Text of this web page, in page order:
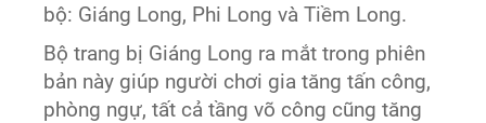
bộ: Giáng Long, Phi Long và Tiềm Long.
Bộ trang bị Giáng Long ra mắt trong phiên
bản này giúp người chơi gia tăng tấn công,
phòng ngự, tất cả tầng võ công cũng tăng